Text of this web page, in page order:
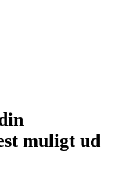
muligt ud